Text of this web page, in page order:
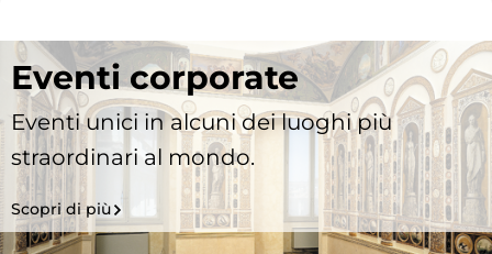
Eventi corporate
Eventi unici in alcuni dei luoghi più
straordinari al mondo.
Scopri di più